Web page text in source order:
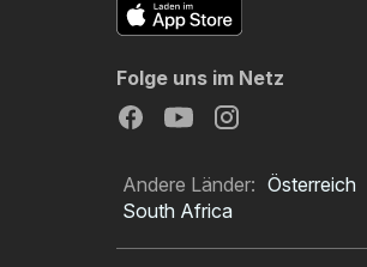
Folge uns im Netz
Andere Länder: Österreich
South Africa